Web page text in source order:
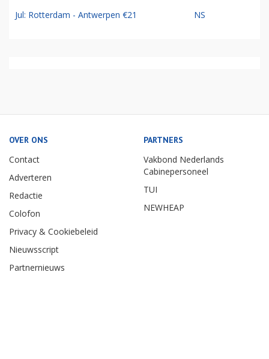
Jul: Rotterdam - Antwerpen €21 NS
OVER ONS
Contact
Adverteren
Redactie
Colofon
Privacy & Cookiebeleid
Nieuwsscript
Partnernieuws
PARTNERS
Vakbond Nederlands
Cabinepersoneel
TUI
NEWHEAP